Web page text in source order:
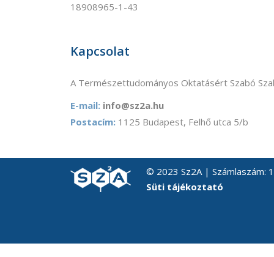
18908965-1-43
Kapcsolat
A Természettudományos Oktatásért Szabó
E-mail: info@sz2a.hu
Postacím: 1125 Budapest, Felhő utca 5/b
© 2023 Sz2A | Számlaszám:
Süti tájékoztató